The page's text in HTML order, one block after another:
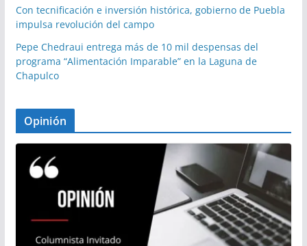
Con tecnificación e inversión histórica, gobierno de Puebla
impulsa revolución del campo
Pepe Chedraui entrega más de 10 mil despensas del
programa “Alimentación Imparable” en la Laguna de
Chapulco
Opinión